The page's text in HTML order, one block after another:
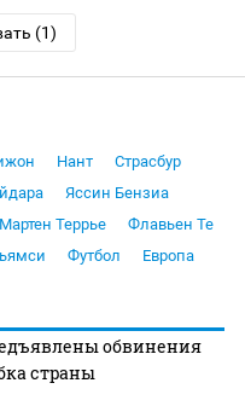
(1)
Нант
Страсбур
Яссин Бензиа
Мартен Террье
Флавьен Те
Футбол
Европа
обвинения
страны